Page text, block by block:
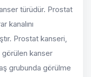
türüdür. Prostat
kanalını
Prostat kanseri,
kanser
grubunda görülme